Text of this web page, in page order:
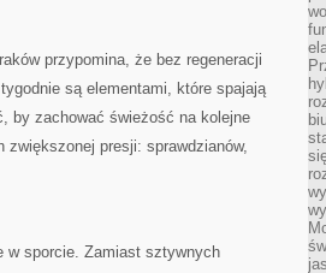
przypomina, że bez regeneracji
są elementami, które spajają
by zachować świeżość na kolejne
presji: sprawdzianów,
w sporcie. Zamiast sztywnych